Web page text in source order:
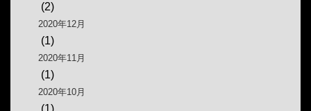
(2)
2020年12月
(1)
2020年11月
(1)
2020年10月